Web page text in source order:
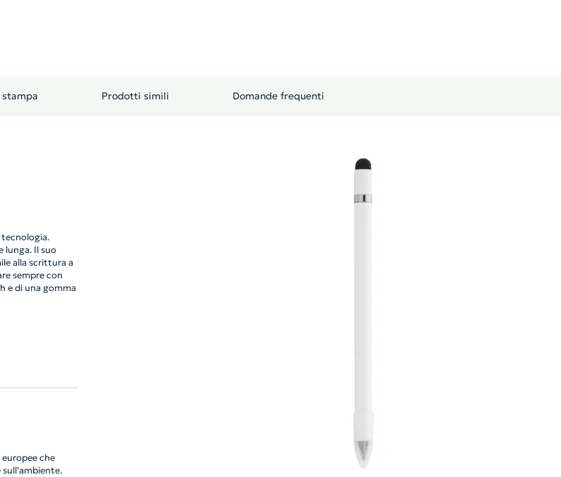
stampa Prodotti simili Domande frequenti
tecnologia.
lunga. Il suo
alla scrittura a
sempre con
e di una gomma
che
sull'ambiente.